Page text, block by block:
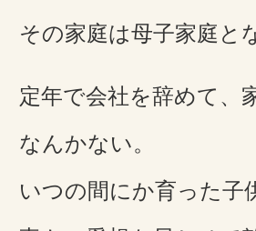
その家庭は母子家庭と
定年で会社を辞めて、
なんかない。
いつの間にか育った子